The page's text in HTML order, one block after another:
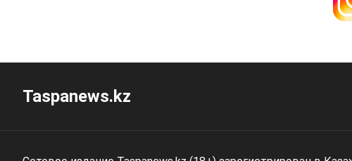
Taspanews.kz